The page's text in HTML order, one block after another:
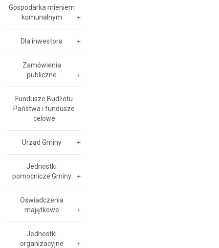
Gospodarka mieniem
komunalnym
Dla inwestora
Zamówienia
publiczne
Fundusze Budżetu
Państwa i fundusze
celowe
Urząd Gminy
Jednostki
pomocnicze Gminy
Oświadczenia
majątkowe
Jednostki
organizacyjne